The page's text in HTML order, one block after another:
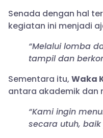
Senada dengan hal
kegiatan ini menjadi
“Melalui lomba
tampil dan
Sementara itu, Waka
antara akademik dan
“Kami ingin
secara utuh,